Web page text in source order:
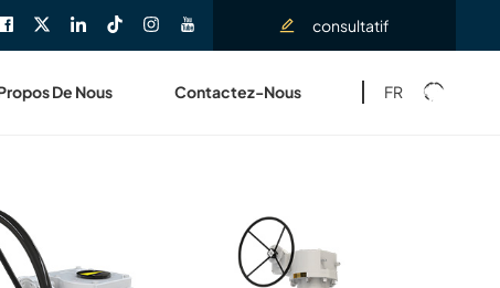
consultatif
De Nous Contactez-Nous FR